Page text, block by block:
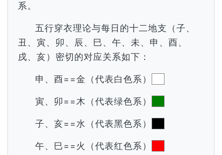
系。
五行穿衣理论与每日的十二地支（子、
丑、寅、卯、辰、巳、午、未、申、酉、
戌、亥）密切的对应关系如下：
申、酉==金（代表白色系）
寅、卯==木（代表绿色系）
子、亥==水（代表黑色系）
午、巳==火（代表红色系）